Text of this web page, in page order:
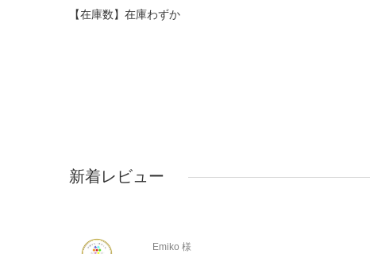
【在庫数】在庫わずか
新着レビュー
Emiko 様